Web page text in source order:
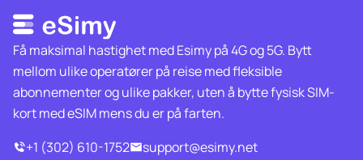
Få maksimal hastighet med Esimy på 4G og 5G. Bytt
mellom ulike operatører på reise med fleksible
abonnementer og ulike pakker, uten å bytte fysisk SIM-
kort med eSIM mens du er på farten.
+1 (302) 610-1752
support@esimy.net